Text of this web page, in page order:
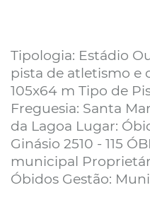
Tipologia: Estádio
pista de atletismo e
105x64 m Tipo de
Freguesia: Santa
da Lagoa Lugar:
Ginásio 2510 - 115
municipal
Óbidos Gestão: